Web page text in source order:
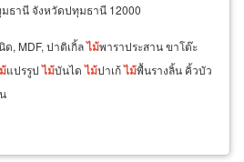
ธานี จังหวัดปทุมธานี 12000
, MDF, ปาติเกิ้ลไม้พาราประสาน ขาโต๊ะ
แปรรูปไม้บันไดไม้ปาเก้ไม้พื้นรางลิ้น คิ้วบัว